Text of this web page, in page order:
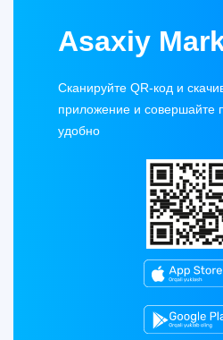
Asaxiy
Сканируйте QR-код и
приложение и совершайте
удобно